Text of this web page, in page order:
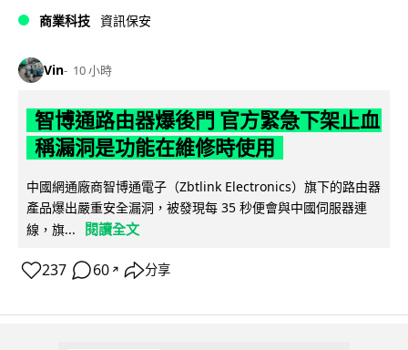
商業科技 資訊保安
Vin 10 小時
智博通路由器爆後門 官方緊急下架止血
稱漏洞是功能在維修時使用
中國網通廠商智博通電子（Zbtlink Electronics）旗下的路由器
產品爆出嚴重安全漏洞，被發現每 35 秒便會與中國伺服器連
線，旗...
閱讀全文
237 60 ↗ 分享